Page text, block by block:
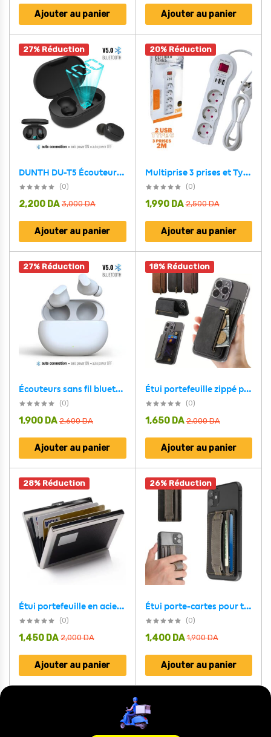
Ajouter au panier Ajouter au panier
27% Réduction
DUNTH DU-T5 Écouteurs sans fil bluetooth 5.0
(0)
3,000DA
2,200 DA
Ajouter au panier
20% Réduction
Multiprise 3 prises et Type C avec 2 USB 2 m Blanc 3301U
(0)
2,500DA
1,990 DA
Ajouter au panier
27% Réduction
Écouteurs sans fil bluetooth DUNTH DU-T11 5.0
(0)
2,600DA
1,900 DA
Ajouter au panier
18% Réduction
Étui portefeuille zippé pour téléphone avec emplacement de cartes – محفظة نقود وبطاقات
(0)
2,000DA
1,650 DA
Ajouter au panier
28% Réduction
Étui portefeuille en acier noir avec protection RFID pour 6 cartes de crédit – محفظة بطاقات الإئتمان
(0)
2,000DA
1,450 DA
Ajouter au panier
26% Réduction
Étui porte-cartes pour téléphone portable auto-adhésif – حاملة بطاقات خلف الهاتف
(0)
1,900DA
1,400 DA
Ajouter au panier